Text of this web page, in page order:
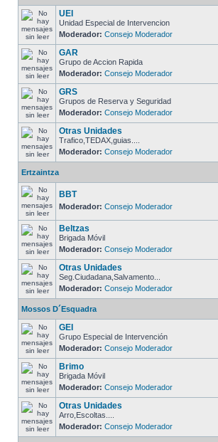
UEI
Unidad Especial de Intervencion
Moderador: Consejo Moderador
GAR
Grupo de Accion Rapida
Moderador: Consejo Moderador
GRS
Grupos de Reserva y Seguridad
Moderador: Consejo Moderador
Otras Unidades
Trafico,TEDAX,guias....
Moderador: Consejo Moderador
Ertzaintza
BBT
Moderador: Consejo Moderador
Beltzas
Brigada Móvil
Moderador: Consejo Moderador
Otras Unidades
Seg.Ciudadana,Salvamento...
Moderador: Consejo Moderador
Mossos D´Esquadra
GEI
Grupo Especial de Intervención
Moderador: Consejo Moderador
Brimo
Brigada Móvil
Moderador: Consejo Moderador
Otras Unidades
Arro,Escoltas....
Moderador: Consejo Moderador